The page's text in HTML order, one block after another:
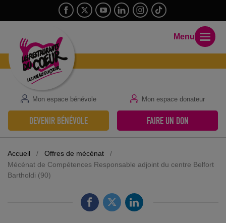
Mon espace bénévole Mon espace donateur
DEVENIR BÉNÉVOLE FAIRE UN DON
Menu
Accueil / Offres de mécénat
/
Mécénat de Compétences Responsable adjoint du centre Belfort
Bartholdi (90)